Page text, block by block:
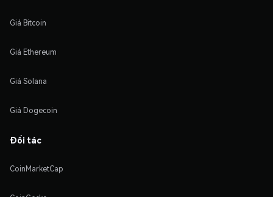
Giá Bitcoin
Giá Ethereum
Giá Solana
Giá Dogecoin
Đối tác
CoinMarketCap